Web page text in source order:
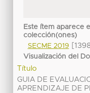
Este ítem aparece
colección(ones)
SECME 2019
Visualización del
Título
GUIA DE
APRENDIZAJE DE